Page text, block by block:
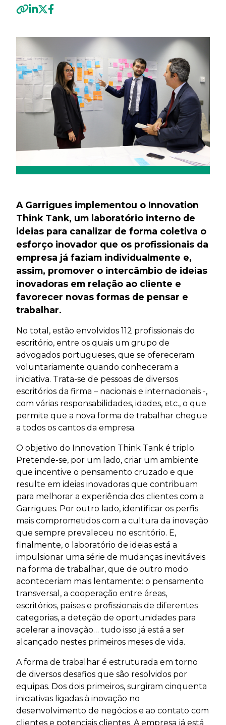
A Garrigues implementou o Innovation
Think Tank, um laboratório interno de
ideias para canalizar de forma coletiva o
esforço inovador que os profissionais da
empresa já faziam individualmente e,
assim, promover o intercâmbio de ideias
inovadoras em relação ao cliente e
favorecer novas formas de pensar e
trabalhar.
No total, estão envolvidos 112 profissionais do
escritório, entre os quais um grupo de
advogados portugueses, que se ofereceram
voluntariamente quando conheceram a
iniciativa. Trata-se de pessoas de diversos
escritórios da firma – nacionais e internacionais -,
com várias responsabilidades, idades, etc., o que
permite que a nova forma de trabalhar chegue
a todos os cantos da empresa.
O objetivo do Innovation Think Tank é triplo.
Pretende-se, por um lado, criar um ambiente
que incentive o pensamento cruzado e que
resulte em ideias inovadoras que contribuam
para melhorar a experiência dos clientes com a
Garrigues. Por outro lado, identificar os perfis
mais comprometidos com a cultura da inovação
que sempre prevaleceu no escritório. E,
finalmente, o laboratório de ideias está a
impulsionar uma série de mudanças inevitáveis
na forma de trabalhar, que de outro modo
aconteceriam mais lentamente: o pensamento
transversal, a cooperação entre áreas,
escritórios, países e profissionais de diferentes
categorias, a deteção de oportunidades para
acelerar a inovação… tudo isso já está a ser
alcançado nestes primeiros meses de vida.
A forma de trabalhar é estruturada em torno
de diversos desafios que são resolvidos por
equipas. Dos dois primeiros, surgiram cinquenta
iniciativas ligadas à inovação no
desenvolvimento de negócios e ao contato com
clientes e potenciais clientes. A empresa já está